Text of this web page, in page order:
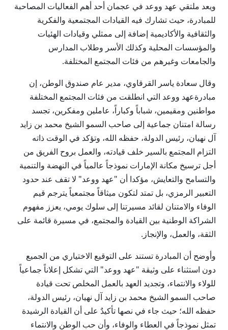
ويعد ملتقي عهد ووعد في عجمان أحد أهم الفعاليات المصاحبة
للمبادرة، حيث تشارك فيه القيادات المجتمعية والفكرية
والثقافية والأكاديمية إضافة إلى ممثلي وقيادات الهئيات
والمؤسسات المحلية وكذلك الأسر وطلاب المدارس
والجامعات وغيرهم من فئات المجتمع المختلفة.
وقال سعادة ياسر القرقاوي، مدير عام صندوق الوطن، إن
مبادرةعهد ووعد التي انطلقت من فئات المجتمع المختلفة
مواطنين ومقيمين، شباباً وكباراً، عاملين ومفكرين، تجسد
رسالة امتنان جماعية إلى صاحب السمو الشيخ محمد بن زايد
آل نهيان، رئيس الدولة، حفظه الله، وتؤكد في الوقت ذاته
التزام المجتمع بالسير خلف قيادته، والعمل بروح الفريق من
أجل ترسيخ مكانة الإمارات نموذجاً عالمياً في النهضة والتنمية
والتسامح والتعايش، مؤكدا أن "عهد ووعد" لا تقف عند حدود
التعبير الرمزي، بل تمتد لتكون ميثاقاً مجتمعياً يترجم قيم
الوفاء والامتنان لقائد مسيرتنا إلى سلوك يومي، يعزز مفهوم
الشراكة الوطنية بين القيادة والمجتمع، في مسيرة قائمة على
الثقة، والعمل، والإنجاز.
وأوضح أن المبادرة تستند على التوقيع الاختياري من الجميع
دون استثناء على وثيقة "عهد ووعد" التي تشكل إعلاناً جماعياً
للولاء والانتماء، وتجديد العهد بالعمل المخلص تحت قيادة
صاحب السمو الشيخ محمد بن زايد آل نهيان، رئيس الدولة،
حفظه الله؛ حيث جاء في نصها تأكيدٌ على أن القيادة الرشيدة
تمثل نموذجاً في العطاء والوفاء، وأن حب الوطن والانتماء